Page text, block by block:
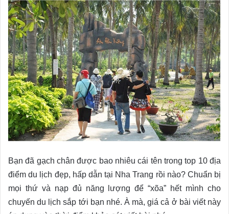
Bạn đã gạch chân được bao nhiêu cái tên trong top 10 địa
điểm du lịch đẹp, hấp dẫn tại Nha Trang rồi nào? Chuẩn bị
mọi thứ và nạp đủ năng lượng để “xõa” hết mình cho
chuyến du lịch sắp tới bạn nhé. À mà, giá cả ở bài viết này